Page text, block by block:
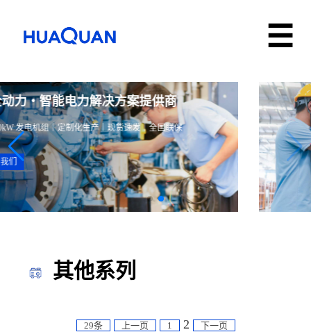
发电机组制造商
专营开式发动机组、静音发电机组、移动式发电机组
联系我们
其他系列
29条 上一页 1 2 下一页